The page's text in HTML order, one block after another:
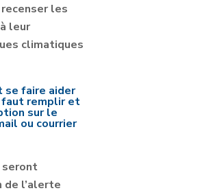
les
leur
climatiques
se faire aider
faut remplir et
sur le
ou courrier
seront
de l’alerte